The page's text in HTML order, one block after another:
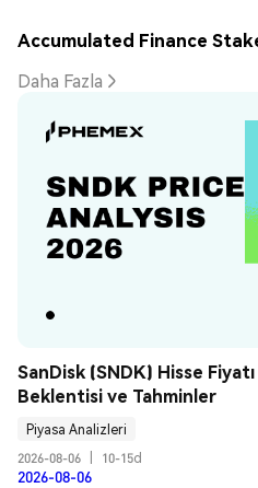
Accumulated Finance
Daha Fazla
SanDisk (SNDK) Hisse
Beklentisi ve Tahminler
Piyasa Analizleri
2026-08-06
10-15d
2026-08-06